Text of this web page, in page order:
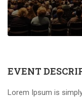
EVENT
Lorem Ipsum is